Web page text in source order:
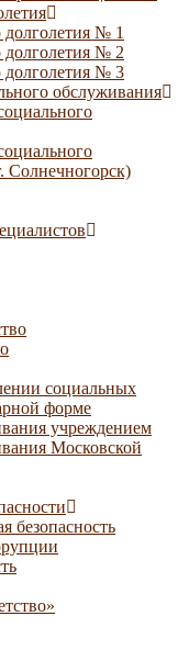
долголетия № 1
долголетия № 2
долголетия № 3
обслуживания
Солнечногорск)
социальных
форме
учреждением
Московской
безопасность